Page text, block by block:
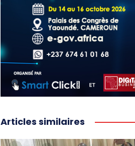
Articles similaires